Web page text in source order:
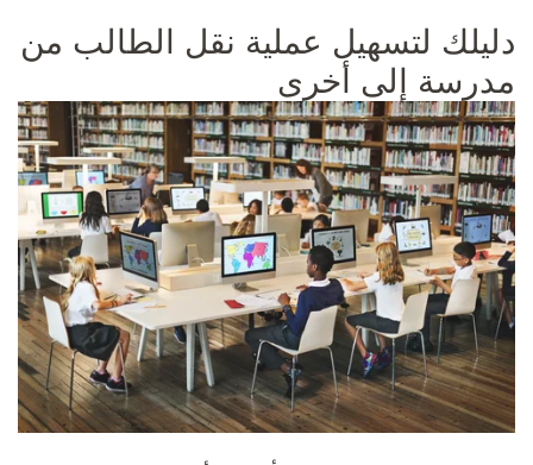
دليلك لتسهيل عملية نقل الطالب من
مدرسة إلى أخرى